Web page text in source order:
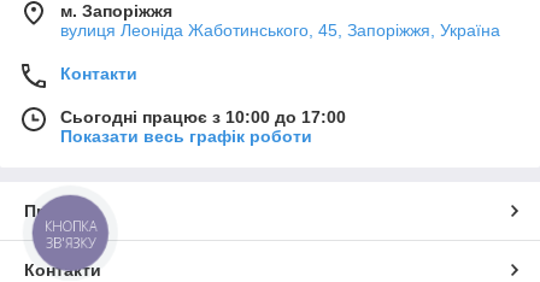
м. Запоріжжя
вулиця Леоніда Жаботинського, 45, Запоріжжя, Україна
Контакти
Сьогодні працює з 10:00 до 17:00
Показати весь графік роботи
Про нас
Контакти
КНОПКА
ЗВ'ЯЗКУ